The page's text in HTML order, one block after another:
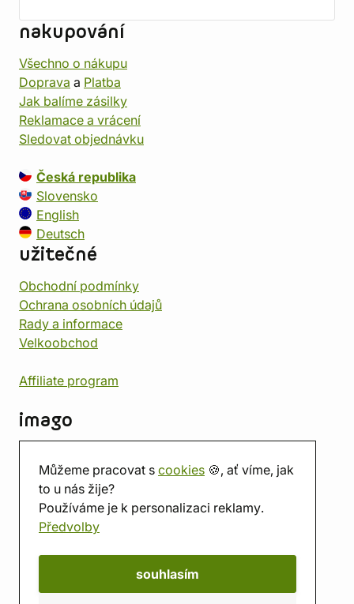
Můžeme pracovat s cookies 🍪, ať víme, jak
to u nás žije?
Používáme je k personalizaci reklamy.
Předvolby
souhlasím
nakupování
Všechno o nákupu
Doprava a Platba
Jak balíme zásilky
Reklamace a vrácení
Sledovat objednávku
Česká republika
Slovensko
English
Deutsch
užitečné
Obchodní podmínky
Ochrana osobních údajů
Rady a informace
Velkoobchod
Affiliate program
imago
Prodejna
Herna
O nás
Hodnocení obchodu